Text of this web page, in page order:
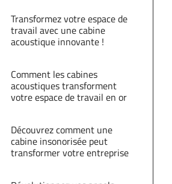
Transformez votre espace de
travail avec une cabine
acoustique innovante !
Comment les cabines
acoustiques transforment
votre espace de travail en or
Découvrez comment une
cabine insonorisée peut
transformer votre entreprise